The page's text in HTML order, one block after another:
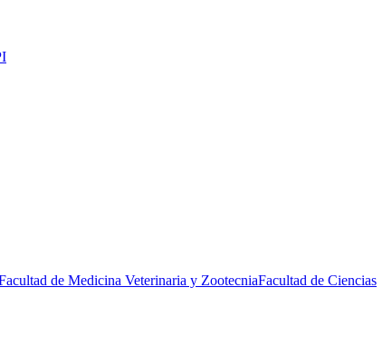
de Medicina Veterinaria y ZootecniaFacultad de Ciencias